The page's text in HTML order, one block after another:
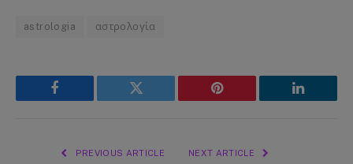
astrologia αστρολογία
Facebook Twitter Pinterest LinkedIn
PREVIOUS ARTICLE NEXT ARTICLE